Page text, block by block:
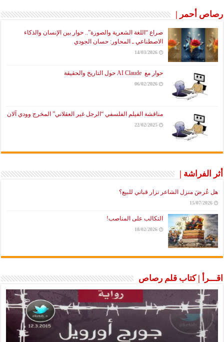
رصاص أحمر |
صراع “اللغة الشعرية والصورة”.. حوار بين الإنسان والذكاء
الاصطناعي ـ المحاور: حسان الجودي
14/03/2026
حوار مع AI Claude حول التاريخ والحقيقة
06/02/2026
مناقشة الفيلم الفلسفي “الرجل غير العقلاني” المخرج وودي آلان
22/02/2025
أثر الفراشة |
هل عُرضَ منزل الشاعر نزار قباني للبيع؟
15/07/2026
التكالب على المناصب!
18/02/2026
اقـــرأ | كتاب قلم رصاص